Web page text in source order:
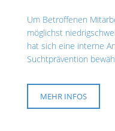
Um Betroffenen
möglichst
hat sich eine interne
Suchtprävention
MEHR INFOS